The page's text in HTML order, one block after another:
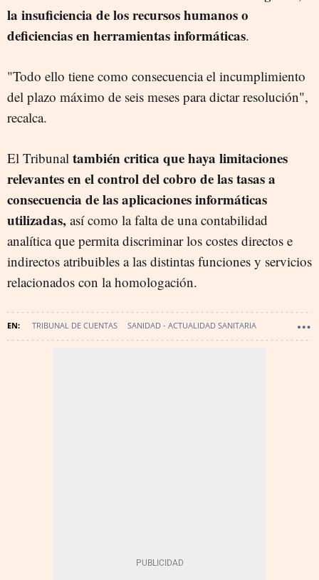
la insuficiencia de los recursos humanos o
deficiencias en herramientas informáticas.
"Todo ello tiene como consecuencia el incumplimiento
del plazo máximo de seis meses para dictar resolución",
recalca.
El Tribunal también critica que haya limitaciones
relevantes en el control del cobro de las tasas a
consecuencia de las aplicaciones informáticas
utilizadas, así como la falta de una contabilidad
analítica que permita discriminar los costes directos e
indirectos atribuibles a las distintas funciones y servicios
relacionados con la homologación.
TRIBUNAL DE CUENTAS SANIDAD - ACTUALIDAD SANITARIA